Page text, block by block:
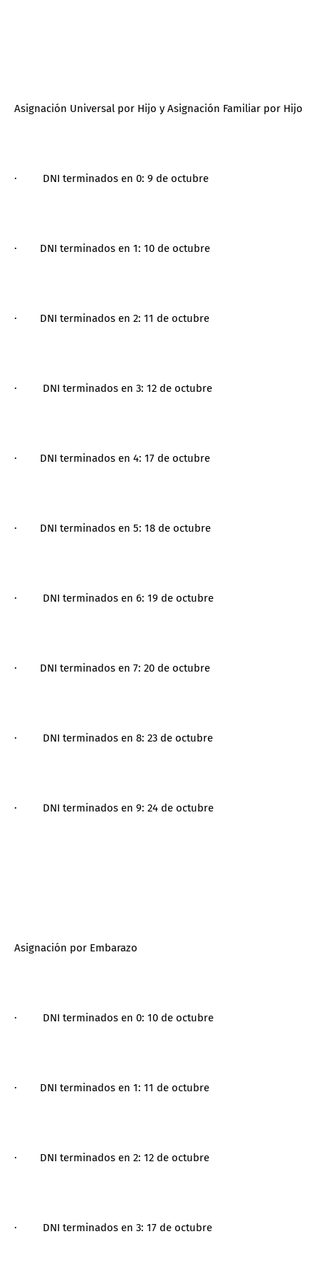
Asignación Universal por Hijo y Asignación Familiar por Hijo
· DNI terminados en 0: 9 de octubre
· DNI terminados en 1: 10 de octubre
· DNI terminados en 2: 11 de octubre
· DNI terminados en 3: 12 de octubre
· DNI terminados en 4: 17 de octubre
· DNI terminados en 5: 18 de octubre
· DNI terminados en 6: 19 de octubre
· DNI terminados en 7: 20 de octubre
· DNI terminados en 8: 23 de octubre
· DNI terminados en 9: 24 de octubre
Asignación por Embarazo
· DNI terminados en 0: 10 de octubre
· DNI terminados en 1: 11 de octubre
· DNI terminados en 2: 12 de octubre
· DNI terminados en 3: 17 de octubre